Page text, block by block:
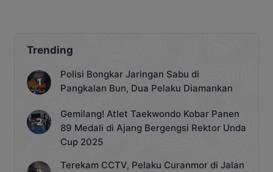
Trending
Polisi Bongkar Jaringan Sabu di
Pangkalan Bun, Dua Pelaku Diamankan
Gemilang! Atlet Taekwondo Kobar Panen
89 Medali di Ajang Bergengsi Rektor Unda
Cup 2025
Terekam CCTV, Pelaku Curanmor di Jalan